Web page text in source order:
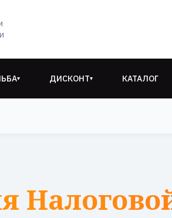
▾ ДИСКОНТ▾ КАТАЛОГ